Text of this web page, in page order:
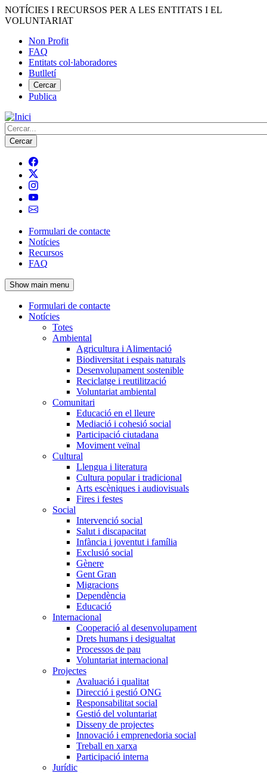
Vés
al
NOTÍCIES I RECURSOS PER A LES ENTITATS I EL
VOLUNTARIAT
Menú
del
compte
d'usuari
Non Profit
FAQ
Entitats col·laboradores
Butlletí
Cercar
Publica
Cerca
Navegació
principal
de
l'encapçalament
Formulari de contacte
Notícies
Recursos
FAQ
Show main menu
Navegació
principal
Formulari de contacte
Notícies
Totes
Ambiental
Agricultura i Alimentació
Biodiversitat i espais naturals
Desenvolupament sostenible
Reciclatge i reutilització
Voluntariat ambiental
Comunitari
Educació en el lleure
Mediació i cohesió social
Participació ciutadana
Moviment veïnal
Cultural
Llengua i literatura
Cultura popular i tradicional
Arts escèniques i audiovisuals
Fires i festes
Social
Intervenció social
Salut i discapacitat
Infància i joventut i família
Exclusió social
Gènere
Gent Gran
Migracions
Dependència
Educació
Internacional
Cooperació al desenvolupament
Drets humans i desigualtat
Processos de pau
Voluntariat internacional
Projectes
Avaluació i qualitat
Direcció i gestió ONG
Responsabilitat social
Gestió del voluntariat
Disseny de projectes
Innovació i emprenedoria social
Treball en xarxa
Participació interna
Jurídic